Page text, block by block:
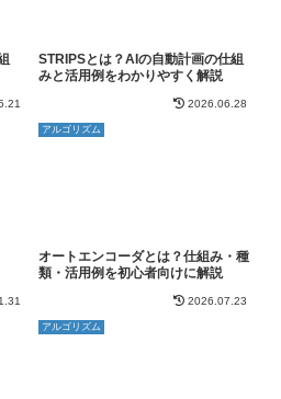
STRIPSとは？AIの自動計画の仕組
みと活用例をわかりやすく解説
2026.06.28
アルゴリズム
オートエンコーダとは？仕組み・種
類・活用例を初心者向けに解説
2026.07.23
アルゴリズム